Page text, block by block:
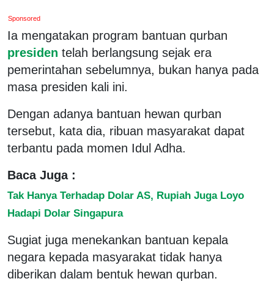
Sponsored
Ia mengatakan program bantuan qurban
presiden telah berlangsung sejak era
pemerintahan sebelumnya, bukan hanya pada
masa presiden kali ini.
Dengan adanya bantuan hewan qurban
tersebut, kata dia, ribuan masyarakat dapat
terbantu pada momen Idul Adha.
Baca Juga :
Tak Hanya Terhadap Dolar AS, Rupiah Juga Loyo
Hadapi Dolar Singapura
Sugiat juga menekankan bantuan kepala
negara kepada masyarakat tidak hanya
diberikan dalam bentuk hewan qurban.